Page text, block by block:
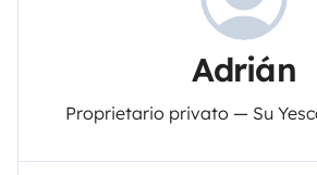
Adrián
Proprietario privato — Su